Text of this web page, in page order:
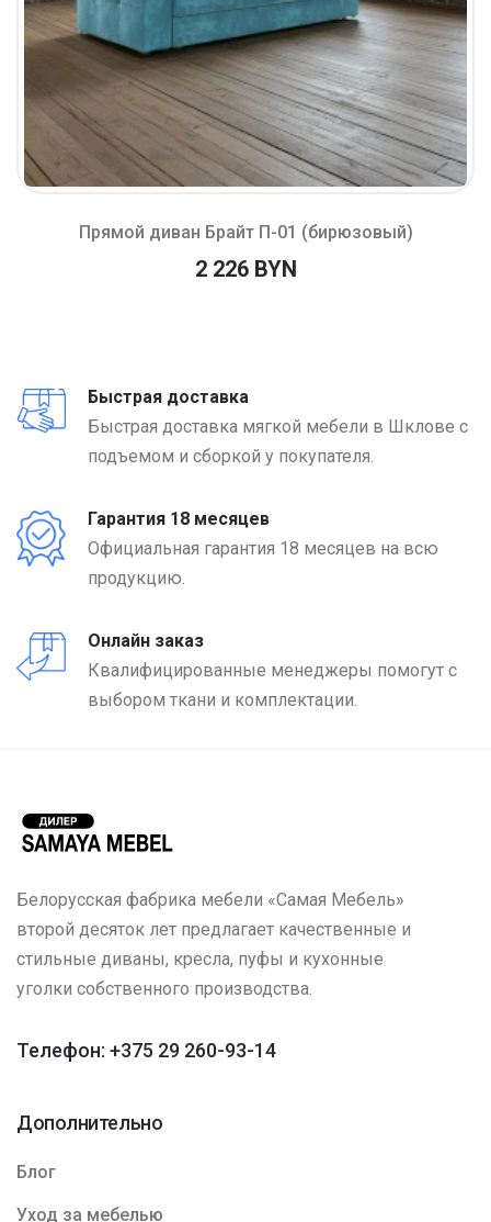
Прямой диван Брайт П-01 (бирюзовый)
2 226 BYN
Быстрая доставка
Быстрая доставка мягкой мебели в Шклове с
подъемом и сборкой у покупателя.
Гарантия 18 месяцев
Официальная гарантия 18 месяцев на всю
продукцию.
Онлайн заказ
Квалифицированные менеджеры помогут с
выбором ткани и комплектации.
Белорусская фабрика мебели «Самая Мебель»
второй десяток лет предлагает качественные и
стильные диваны, кресла, пуфы и кухонные
уголки собственного производства.
Телефон: +375 29 260-93-14
Дополнительно
Блог
Уход за мебелью